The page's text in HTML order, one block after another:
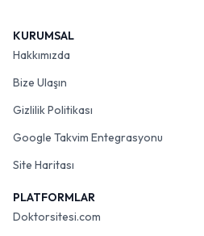
KURUMSAL
Hakkımızda
Bize Ulaşın
Gizlilik Politikası
Google Takvim Entegrasyonu
Site Haritası
PLATFORMLAR
Doktorsitesi.com